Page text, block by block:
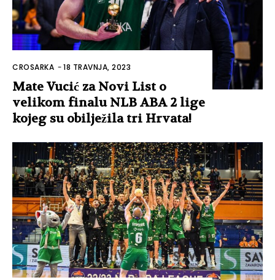
CROSARKA -18 TRAVNJA, 2023
Mate Vucić za Novi List o
velikom finalu NLB ABA 2 lige
kojeg su obilježila tri Hrvata!